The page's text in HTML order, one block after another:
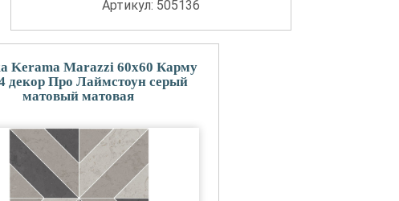
Артикул: 505136
Kerama Marazzi 60x60 Карму
декор Про Лаймстоун серый
матовый матовая